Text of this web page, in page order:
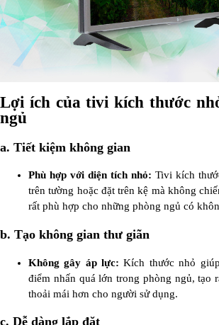
Lợi ích của tivi kích thước
ngủ
a. Tiết kiệm không gian
Phù hợp với diện tích nhỏ: Tivi kích
trên tường hoặc đặt trên kệ mà không
rất phù hợp cho những phòng ngủ có
b. Tạo không gian thư giãn
Không gây áp lực: Kích thước nhỏ
điểm nhấn quá lớn trong phòng ngủ, tạo
thoải mái hơn cho người sử dụng.
c. Dễ dàng lắp đặt